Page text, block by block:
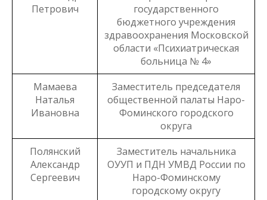
Петрович
государственного
бюджетного учреждения
здравоохранения Московской
области «Психиатрическая
больница № 4»
Мамаева
Наталья
Ивановна
Заместитель председателя
общественной палаты Наро-
Фоминского городского
округа
Полянский
Александр
Сергеевич
Заместитель начальника
ОУУП и ПДН УМВД России по
Наро-Фоминскому
городскому округу